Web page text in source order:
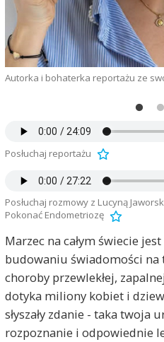
Autorka i bohaterka reportażu ze
Posłuchaj reportażu
Posłuchaj rozmowy z Lucyną
Pokonać Endometriozę
Marzec na całym świecie
budowaniu świadomości
choroby przewlekłej,
dotyka miliony kobiet i
słyszały zdanie - taka twoja
rozpoznanie i odpowiednie